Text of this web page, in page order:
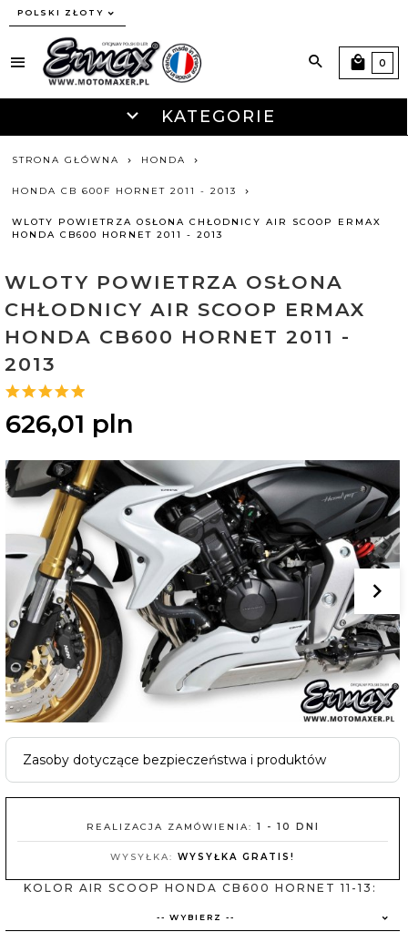
currency_h
POLSKI ZŁOTY
KATEGORIE
0
STRONA GŁÓWNA HONDA
HONDA CB 600F HORNET 2011 - 2013
WLOTY POWIETRZA OSŁONA CHŁODNICY AIR SCOOP ERMAX
HONDA CB600 HORNET 2011 - 2013
WLOTY POWIETRZA OSŁONA
CHŁODNICY AIR SCOOP ERMAX
HONDA CB600 HORNET 2011 -
2013
626,01 pln
Zasoby dotyczące bezpieczeństwa i produktów
REALIZACJA ZAMÓWIENIA: 1 - 10 DNI
WYSYŁKA: WYSYŁKA GRATIS!
KOLOR AIR SCOOP HONDA CB600 HORNET 11-13:
-- WYBIERZ --